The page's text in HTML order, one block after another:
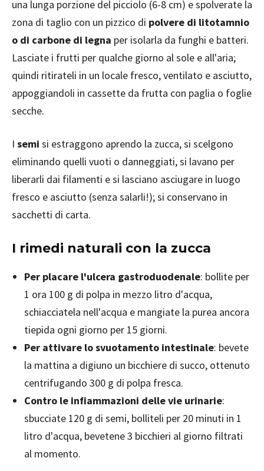
una lunga porzione del picciolo (6-8 cm) e spolverate la
zona di taglio con un pizzico di polvere di litotamnio
o di carbone di legna per isolarla da funghi e batteri.
Lasciate i frutti per qualche giorno al sole e all'aria;
quindi ritirateli in un locale fresco, ventilato e asciutto,
appoggiandoli in cassette da frutta con paglia o foglie
secche.
I semi si estraggono aprendo la zucca, si scelgono
eliminando quelli vuoti o danneggiati, si lavano per
liberarli dai filamenti e si lasciano asciugare in luogo
fresco e asciutto (senza salarli!); si conservano in
sacchetti di carta.
I rimedi naturali con la zucca
Per placare l'ulcera gastroduodenale: bollite per
1 ora 100 g di polpa in mezzo litro d'acqua,
schiacciatela nell'acqua e mangiate la purea ancora
tiepida ogni giorno per 15 giorni.
Per attivare lo svuotamento intestinale: bevete
la mattina a digiuno un bicchiere di succo, ottenuto
centrifugando 300 g di polpa fresca.
Contro le infiammazioni delle vie urinarie:
sbucciate 120 g di semi, bolliteli per 20 minuti in 1
litro d'acqua, bevetene 3 bicchieri al giorno filtrati
al momento.